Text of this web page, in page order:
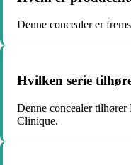
Denne concealer er
Hvilken serie
Denne concealer tilhører
Clinique.